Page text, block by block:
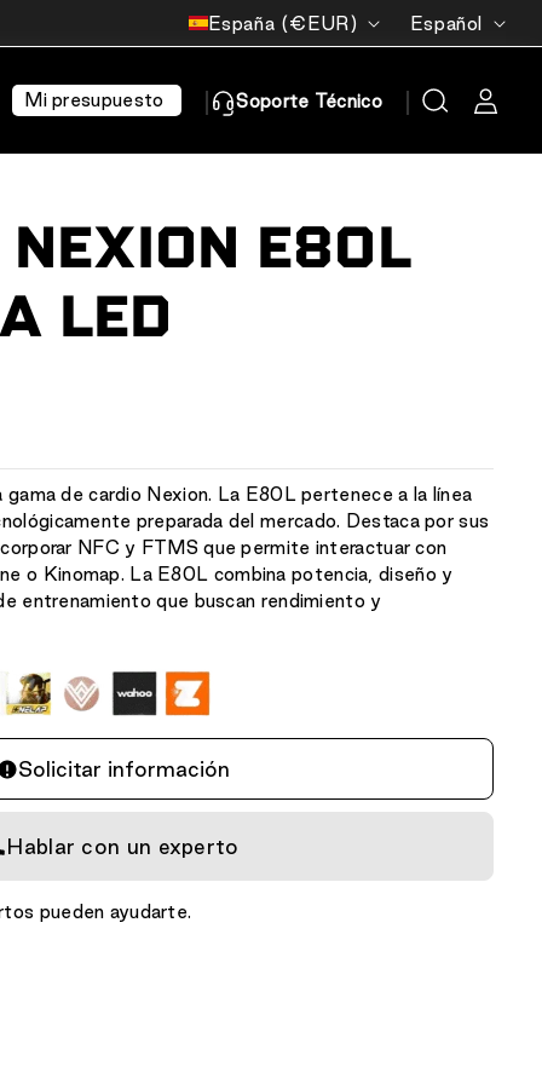
País/región España (€EUR) Idioma
Español
Mi presupuesto Soporte Técnico
NEXION E80L
LED
de cardio Nexion. La E80L pertenece a la línea
preparada del mercado. Destaca por sus
NFC y FTMS que permite interactuar con
o Kinomap. La E80L combina potencia, diseño y
entrenamiento que buscan rendimiento y
Solicitar información
Hablar con un experto
pueden ayudarte.